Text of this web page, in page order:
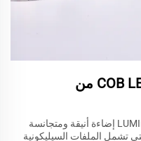
حسّن مساحتك مع شرائط COB LED من
توفر شرائح LED من نوع COB من LUMIMORE إضاءة أنيقة ومتجانسة
تشمل الملفات السيليكونية